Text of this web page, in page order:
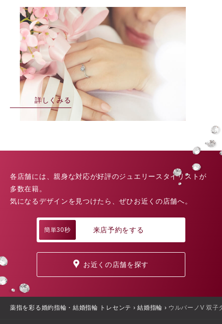
詳しくみる
各店舗には、親身な対応が好評のジュエリースタイリストが
多数在籍。
気になるデザインを見つけたら、ぜひお近くの店舗へ。
簡単30秒 来店予約をする
お近くの店舗を探す
薬指を彩る婚約指輪・結婚指輪 トレセンテ ›結婚指輪 › ウルバーノV 双子